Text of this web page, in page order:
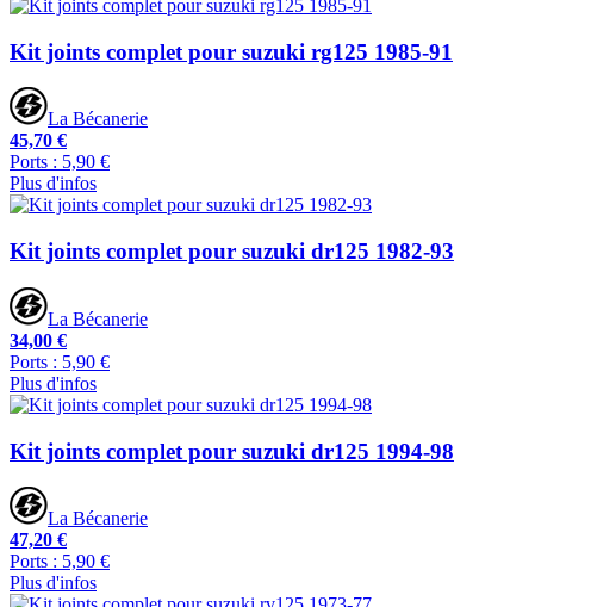
Kit joints complet pour suzuki rg125 1985-91
La Bécanerie
45,70 €
Ports : 5,90 €
Plus d'infos
Kit joints complet pour suzuki dr125 1982-93
La Bécanerie
34,00 €
Ports : 5,90 €
Plus d'infos
Kit joints complet pour suzuki dr125 1994-98
La Bécanerie
47,20 €
Ports : 5,90 €
Plus d'infos